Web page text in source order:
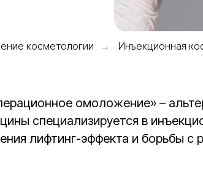
косметологии → Инъекционная
омоложение» –
специализируется в
лифтинг-эффекта и борьбы с